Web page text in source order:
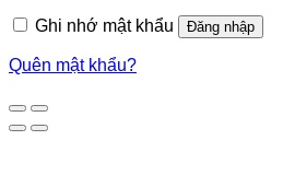
Ghi nhớ mật khẩu Đăng nhập
Quên mật khẩu?